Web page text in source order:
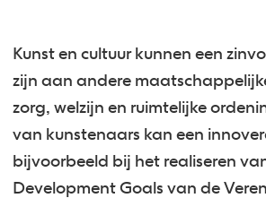
Kunst en cultuur kunnen een
zijn aan andere
zorg, welzijn en ruimtelijke
van kunstenaars kan een
bijvoorbeeld bij het realiseren
Development Goals van de